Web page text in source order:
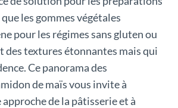
les gommes végétales
pour les régimes sans gluten ou
des textures étonnantes mais qui
Ce panorama des
de maïs vous invite à
de la pâtisserie et à